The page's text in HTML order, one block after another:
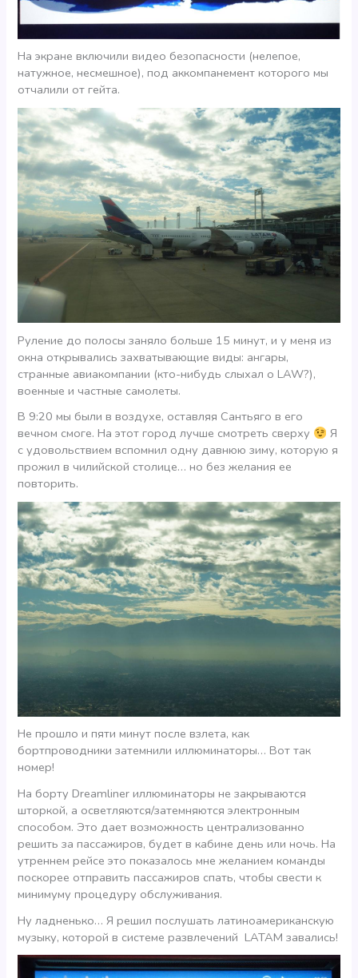
На экране включили видео безопасности (нелепое,
натужное, несмешное), под аккомпанемент которого мы
отчалили от гейта.
Руление до полосы заняло больше 15 минут, и у меня из
окна открывались захватывающие виды: ангары,
странные авиакомпании (кто-нибудь слыхал о LAW?),
военные и частные самолеты.
В 9:20 мы были в воздухе, оставляя Сантьяго в его
вечном смоге. На этот город лучше смотреть сверху
Я
с удовольствием вспомнил одну давнюю зиму, которую я
прожил в чилийской столице… но без желания ее
повторить.
Не прошло и пяти минут после взлета, как
бортпроводники затемнили иллюминаторы… Вот так
номер!
На борту Dreamliner иллюминаторы не закрываются
шторкой, а осветляются/затемняются электронным
способом. Это дает возможность централизованно
решить за пассажиров, будет в кабине день или ночь. На
утреннем рейсе это показалось мне желанием команды
поскорее отправить пассажиров спать, чтобы свести к
минимуму процедуру обслуживания.
Ну ладненько… Я решил послушать латиноамериканскую
музыку, которой в системе развлечений LATAM завались!